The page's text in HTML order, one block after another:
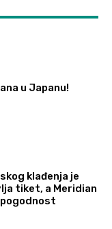
u Japanu!
klađenja je
tiket, a Meridian